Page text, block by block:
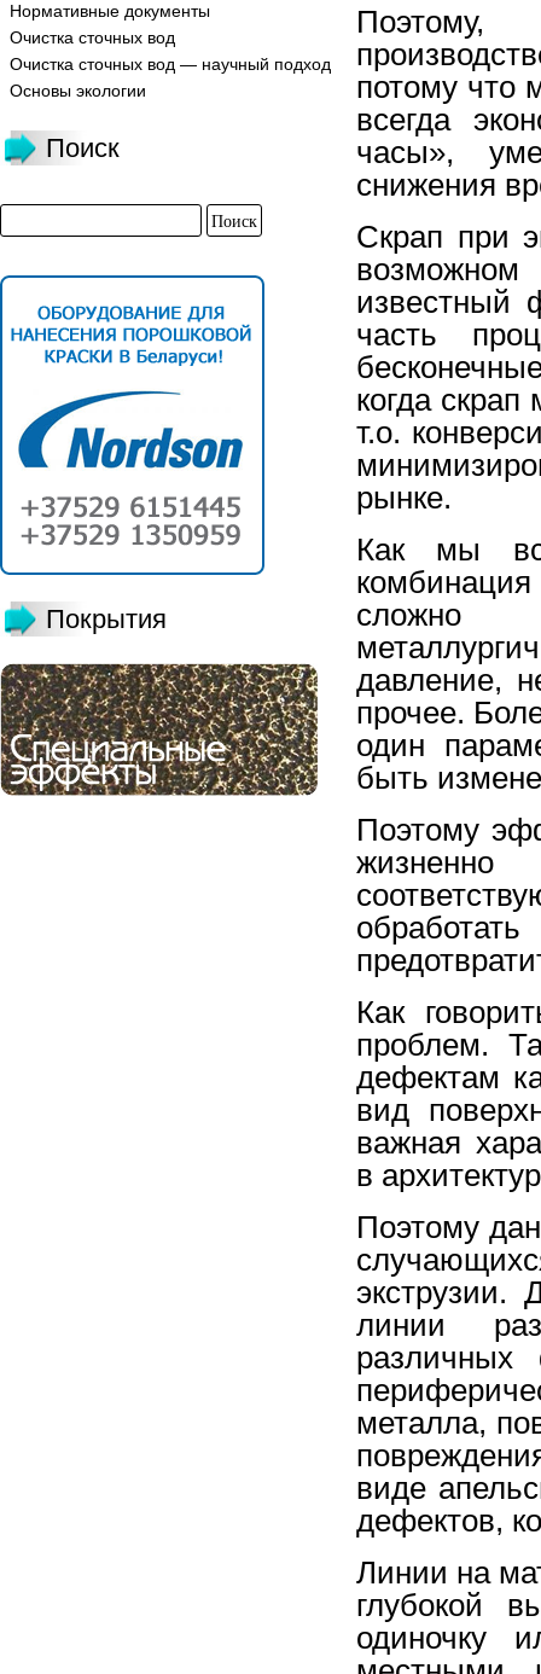
Нормативные документы
Очистка сточных вод
Очистка сточных вод — научный подход
Основы экологии
Поиск
Покрытия
Поэтому,
потому что
всегда
часы»,
снижения
Скрап при
известный
часть
когда
т.о.
рынке.
Как мы
сложно
давление,
прочее.
один
быть
Поэтому
Как
проблем.
дефектам
вид
важная
в
Поэтому
экструзии.
линии
металла,
виде
дефектов,
Линии на
глубокой
одиночку